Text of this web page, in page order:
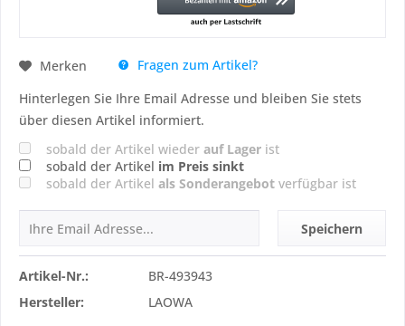
Merken
Fragen zum Artikel?
Hinterlegen Sie Ihre Email Adresse und bleiben Sie stets
über diesen Artikel informiert.
sobald der Artikel wieder auf Lager ist
sobald der Artikel im Preis sinkt
sobald der Artikel als Sonderangebot verfügbar ist
Speichern
Artikel-Nr.:
BR-493943
Hersteller:
LAOWA